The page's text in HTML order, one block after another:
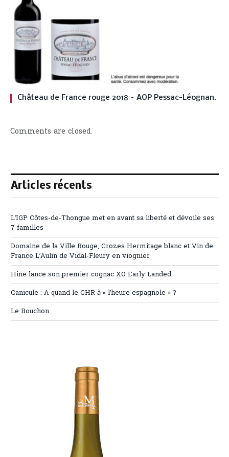
Château de France rouge 2018 – AOP Pessac-Léognan.
Comments are closed.
Articles récents
L’IGP Côtes-de-Thongue met en avant sa liberté et dévoile ses
7 familles
Domaine de la Ville Rouge, Crozes Hermitage blanc et Vin de
France L’Aulin de Vidal-Fleury en viognier
Hine lance son premier cognac XO Early Landed
Canicule : A quand le CHR à « l’heure espagnole » ?
Le Bouchon